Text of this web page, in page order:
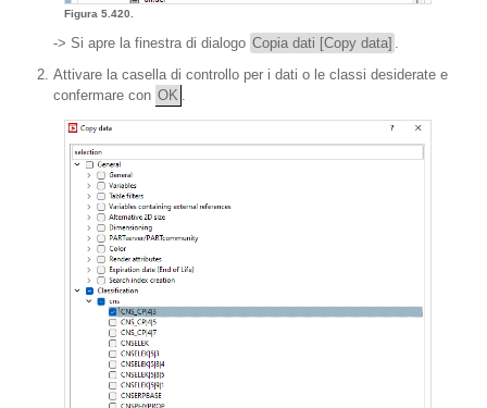
Figura 5.420.
-> Si apre la finestra di dialogo Copia dati [Copy data]
Attivare la casella di controllo per i dati o le classi desiderate e
confermare con OK